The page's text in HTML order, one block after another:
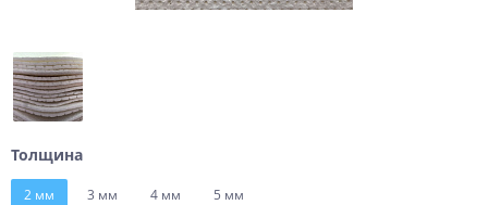
Толщина
2 мм 3 мм 4 мм 5 мм